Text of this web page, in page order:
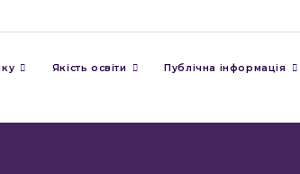
Якість освіти Публічна інформація